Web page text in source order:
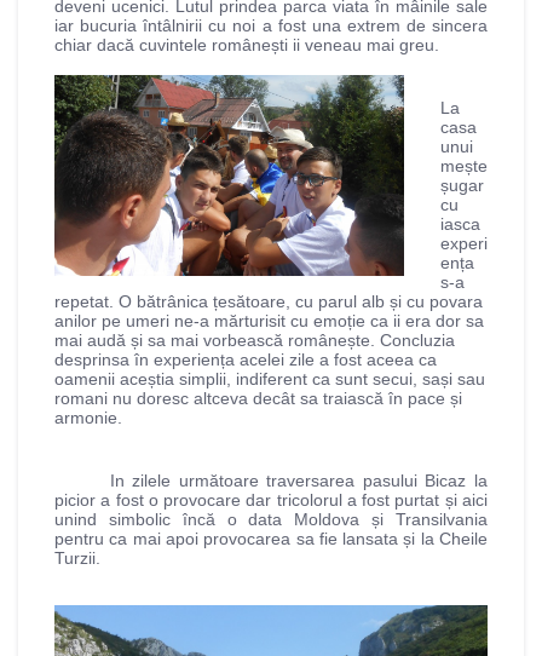
deveni ucenici. Lutul prindea parca viata în mâinile sale
iar bucuria întâlnirii cu noi a fost una extrem de sincera
chiar dacă cuvintele românești ii veneau mai greu.
La
casa
unui
mește
șugar
cu
iasca
experi
ența
s-a
repetat. O bătrânica țesătoare, cu parul alb și cu povara
anilor pe umeri ne-a mărturisit cu emoție ca ii era dor sa
mai audă și sa mai vorbească românește. Concluzia
desprinsa în experiența acelei zile a fost aceea ca
oamenii aceștia simplii, indiferent ca sunt secui, sași sau
romani nu doresc altceva decât sa traiască în pace și
armonie.
In zilele următoare traversarea pasului Bicaz la
picior a fost o provocare dar tricolorul a fost purtat și aici
unind simbolic încă o data Moldova și Transilvania
pentru ca mai apoi provocarea sa fie lansata și la Cheile
Turzii.